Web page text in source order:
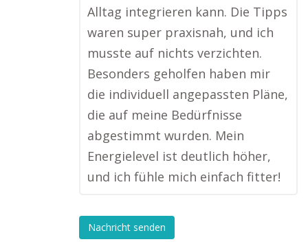
Alltag integrieren kann. Die Tipps
waren super praxisnah, und ich
musste auf nichts verzichten.
Besonders geholfen haben mir
die individuell angepassten Pläne,
die auf meine Bedürfnisse
abgestimmt wurden. Mein
Energielevel ist deutlich höher,
und ich fühle mich einfach fitter!
Nachricht senden